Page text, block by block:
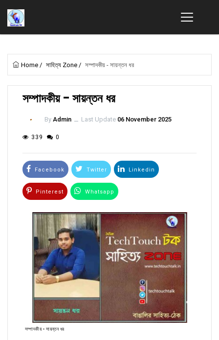
Home / সাহিত্য Zone / সম্পাদকীয় - সায়ন্তন ধর
সম্পাদকীয় - সায়ন্তন ধর
By Admin ــ Last Update 06 November 2025
339 0
Facebook Twitter Linkedin
Pinterest Whatsapp
সম্পাদকীয় - সায়ন্তন ধর